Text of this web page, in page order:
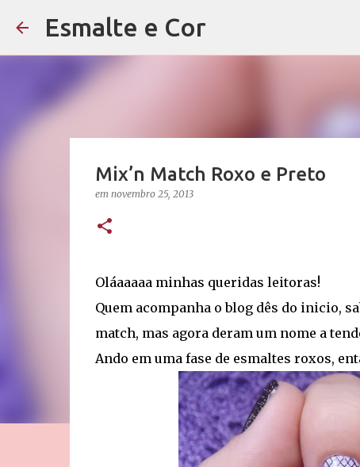
Esmalte e Cor
Mix’n Match Roxo e Preto
em novembro 25, 2013
Oláaaaaa minhas queridas leitoras!
Quem acompanha o blog dês do inicio,
match, mas agora deram um nome a
Ando em uma fase de esmaltes roxos,